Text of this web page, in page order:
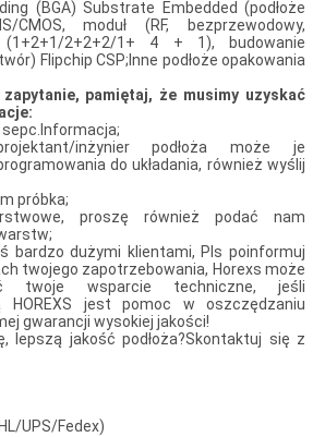
(BGA) Substrate Embedded (podłoże
CMOS, moduł (RF, bezprzewodowy,
2+2+2/1+ 4 + 1), budowanie
Flipchip CSP;Inne podłoże opakowania
zapytanie, pamiętaj, że musimy uzyskać
sepc.Informacja;
inżynier podłoża może je
do układania, również wyślij
próbka;
proszę również podać nam
bardzo dużymi klientami, Pls poinformuj
twojego zapotrzebowania, Horexs może
twoje wsparcie techniczne, jeśli
HOREXS jest pomoc w oszczędzaniu
gwarancji wysokiej jakości!
lepszą jakość podłoża?Skontaktuj się z
UPS/Fedex)